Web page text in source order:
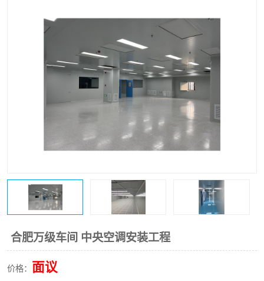
合肥万级车间 中央空调安装工程
价格： 面议
手术室净化 GMP车间净化
医药车间净化 生命工程
食品饮料
光电车间
恒温恒湿净化空调 过滤器